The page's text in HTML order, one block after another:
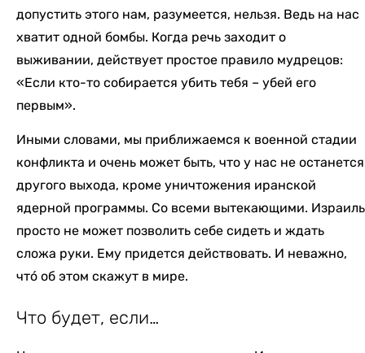
допустить этого нам, разумеется, нельзя. Ведь на нас
хватит одной бомбы. Когда речь заходит о
выживании, действует простое правило мудрецов:
«Если кто-то собирается убить тебя – убей его
первым».
Иными словами, мы приближаемся к военной стадии
конфликта и очень может быть, что у нас не останется
другого выхода, кроме уничтожения иранской
ядерной программы. Со всеми вытекающими. Израиль
просто не может позволить себе сидеть и ждать
сложа руки. Ему придется действовать. И неважно,
чтó об этом скажут в мире.
Что будет, если…